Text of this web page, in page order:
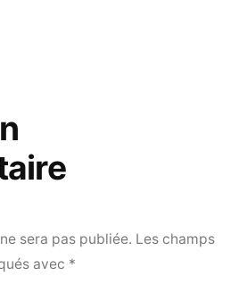
sera pas publiée. Les champs
avec *